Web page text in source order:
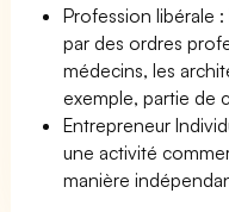
Profession libérale
par des ordres
médecins, les
exemple, partie de
Entrepreneur
une activité
manière